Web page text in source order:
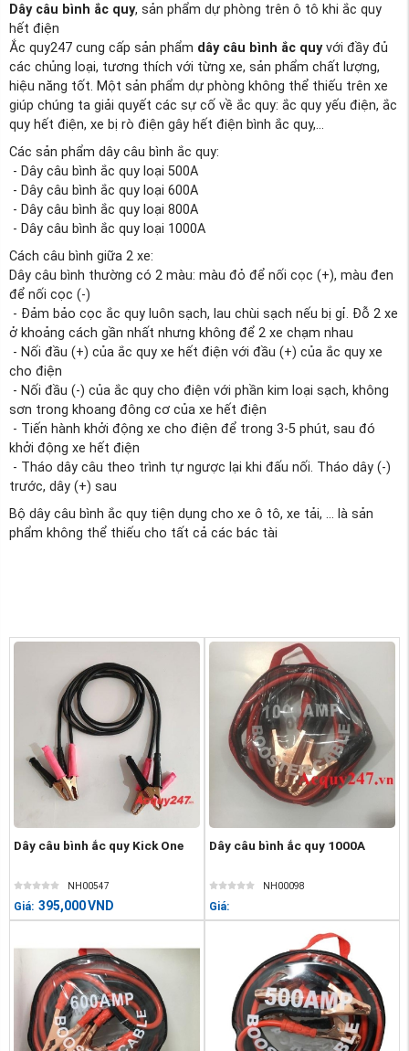
Dây câu bình ắc quy, sản phẩm dự phòng trên ô tô khi ắc quy
hết điện
Ắc quy247 cung cấp sản phẩm dây câu bình ắc quyvới đầy đủ
các chủng loại, tương thích với từng xe, sản phẩm chất lượng,
hiệu năng tốt. Một sản phẩm dự phòng không thể thiếu trên xe
giúp chúng ta giải quyết các sự cố về ắc quy: ắc quy yếu điện, ắc
quy hết điện, xe bị rò điện gây hết điện bình ắc quy,...
Các sản phẩm dây câu bình ắc quy:
- Dây câu bình ắc quy loại 500A
- Dây câu bình ắc quy loại 600A
- Dây câu bình ắc quy loại 800A
- Dây câu bình ắc quy loại 1000A
Cách câu bình giữa 2 xe:
Dây câu bình thường có 2 màu: màu đỏ để nối cọc (+), màu đen
để nối cọc (-)
- Đảm bảo cọc ắc quy luôn sạch, lau chùi sạch nếu bị gỉ. Đỗ 2 xe
ở khoảng cách gần nhất nhưng không để 2 xe chạm nhau
- Nối đầu (+) của ắc quy xe hết điện với đầu (+) của ắc quy xe
cho điện
- Nối đầu (-) của ắc quy cho điện với phần kim loại sạch, không
sơn trong khoang đông cơ của xe hết điện
- Tiến hành khởi động xe cho điện để trong 3-5 phút, sau đó
khởi động xe hết điện
- Tháo dây câu theo trình tự ngược lại khi đấu nối. Tháo dây (-)
trước, dây (+) sau
Bộ dây câu bình ắc quy tiện dụng cho xe ô tô, xe tải, ... là sản
phẩm không thể thiếu cho tất cả các bác tài
Dây câu bình ắc quy Kick One
NH00547
Giá: 395,000VND
Dây câu bình ắc quy 1000A
NH00098
Giá: